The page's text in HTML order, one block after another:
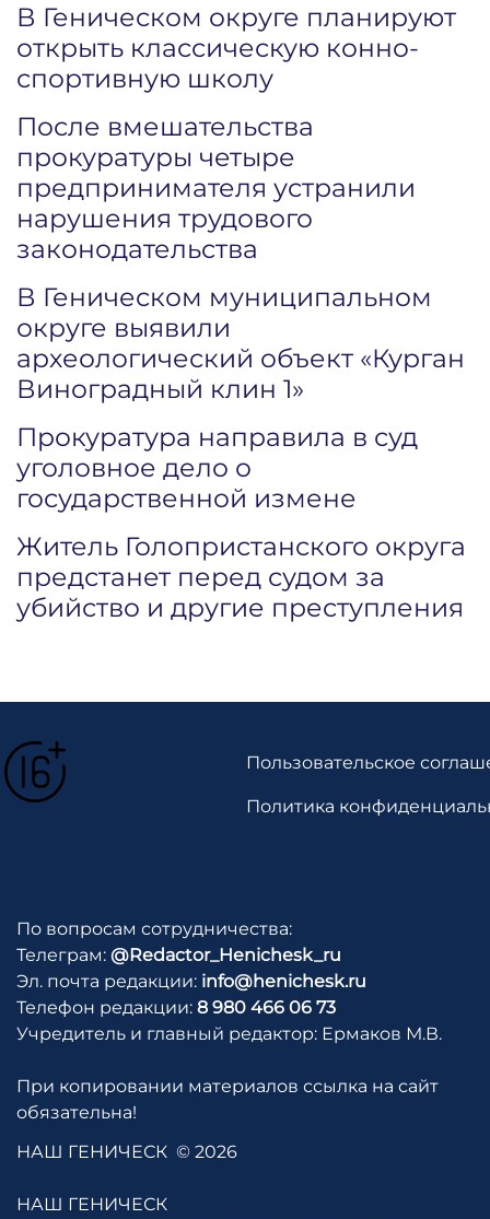
В Геническом округе планируют
открыть классическую конно-
спортивную школу
После вмешательства
прокуратуры четыре
предпринимателя устранили
нарушения трудового
законодательства
В Геническом муниципальном
округе выявили
археологический объект «Курган
Виноградный клин 1»
Прокуратура направила в суд
уголовное дело о
государственной измене
Житель Голопристанского округа
предстанет перед судом за
убийство и другие преступления
Пользовательское
Политика
По вопросам сотрудничества:
Телеграм: @Redactor_Henichesk_ru
Эл. почта редакции: info@henichesk.ru
Телефон редакции: 8 980 466 06 73
Учредитель и главный редактор: Ермаков М.В.
При копировании материалов ссылка на сайт
обязательна!
НАШ ГЕНИЧЕСК © 2026
НАШ ГЕНИЧЕСК